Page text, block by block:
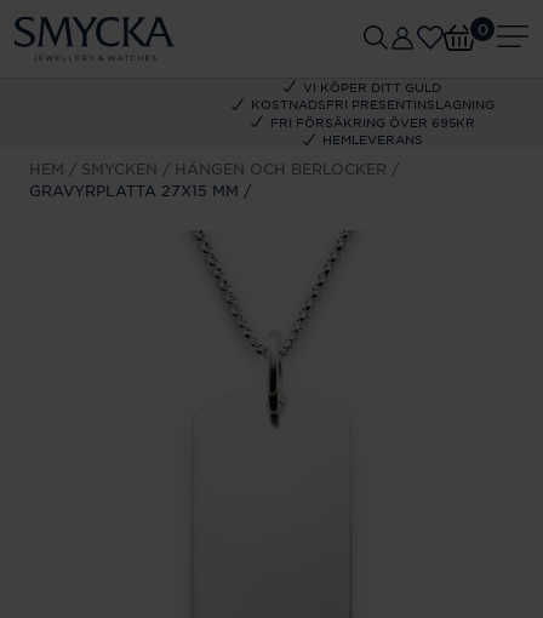
VI KÖPER DITT GULD
KOSTNADSFRI PRESENTINSLAGNING
FRI FÖRSÄKRING ÖVER 695KR
HEMLEVERANS
0
HEM SMYCKEN
HÄNGEN OCH BERLOCKER
GRAVYRPLATTA 27X15 MM